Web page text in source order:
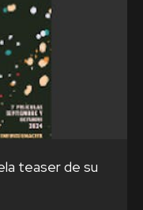
teaser de su